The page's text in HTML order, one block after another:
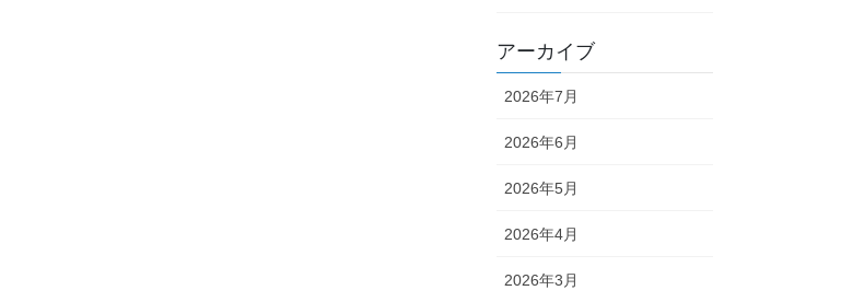
アーカイブ
2026年7月
2026年6月
2026年5月
2026年4月
2026年3月